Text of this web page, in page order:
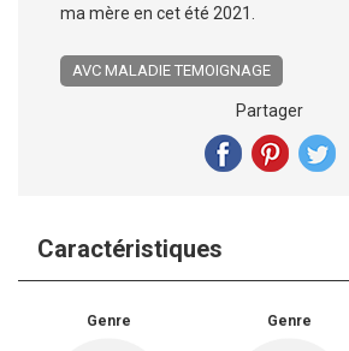
ma mère en cet été 2021.
AVC MALADIE TEMOIGNAGE
Partager
Caractéristiques
Genre Genre